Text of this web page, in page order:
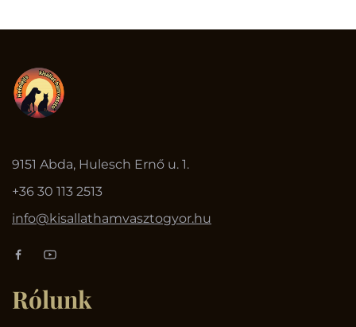
9151 Abda, Hulesch Ernő u. 1.
+36 30 113 2513
info@kisallathamvasztogyor.hu
Rólunk